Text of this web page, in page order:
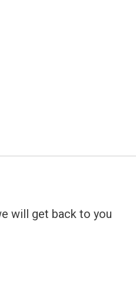
will get back to you